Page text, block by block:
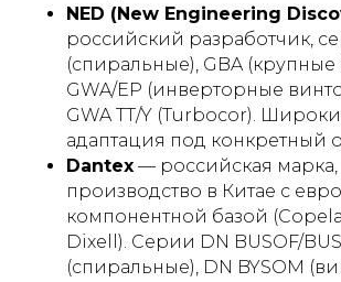
NED (New Engineering
российский разработчик,
(спиральные), GBA
GWA/EP (инверторные
GWA TT/Y (Turbocor).
адаптация под конкретный
Dantex — российская марка,
производство в Китае с
компонентной базой
Dixell). Серии DN BUSOF/
(спиральные), DN BYSOM